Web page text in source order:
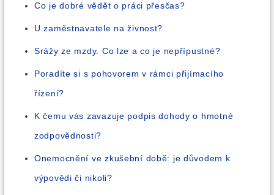
Co je dobré vědět o práci přesčas?
U zaměstnavatele na živnost?
Srážy ze mzdy. Co lze a co je nepřípustné?
Poradíte si s pohovorem v rámci přijímacího
řízení?
K čemu vás zavazuje podpis dohody o hmotné
zodpovědnosti?
Onemocnění ve zkušební době: je důvodem k
výpovědi či nikoli?